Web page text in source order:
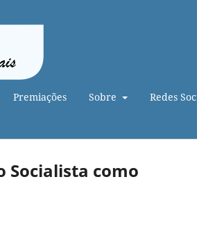
Premiações Sobre Redes
Socialista como